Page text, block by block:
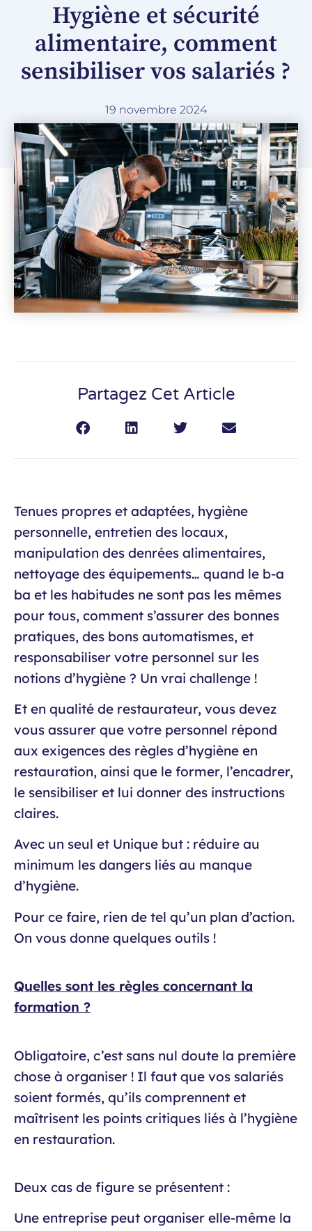
Hygiène et sécurité
alimentaire, comment
sensibiliser vos salariés ?
19 novembre 2024
Partagez Cet Article
Tenues propres et adaptées, hygiène
personnelle, entretien des locaux,
manipulation des denrées alimentaires,
nettoyage des équipements… quand le b-a
ba et les habitudes ne sont pas les mêmes
pour tous, comment s’assurer des bonnes
pratiques, des bons automatismes, et
responsabiliser votre personnel sur les
notions d’hygiène ? Un vrai challenge !
Et en qualité de restaurateur, vous devez
vous assurer que votre personnel répond
aux exigences des règles d’hygiène en
restauration, ainsi que le former, l’encadrer,
le sensibiliser et lui donner des instructions
claires.
Avec un seul et Unique but : réduire au
minimum les dangers liés au manque
d’hygiène.
Pour ce faire, rien de tel qu’un plan d’action.
On vous donne quelques outils !
Quelles sont les règles concernant la
formation ?
Obligatoire, c’est sans nul doute la première
chose à organiser ! Il faut que vos salariés
soient formés, qu’ils comprennent et
maîtrisent les points critiques liés à l’hygiène
en restauration.
Deux cas de figure se présentent :
Une entreprise peut organiser elle-même la